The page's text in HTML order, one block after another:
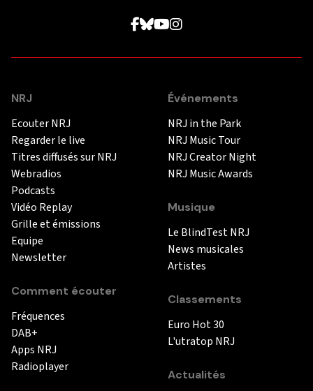
NRJ
Ecouter NRJ
Regarder le live
Titres diffusés sur NRJ
Webradios
Podcasts
Vidéo Replay
Grille et émissions
Equipe
Newsletter
Comment écouter
Fréquences
DAB+
Apps NRJ
Radioplayer
Événements
NRJ in the Park
NRJ Music Tour
NRJ Creator Night
NRJ Music Awards
Musique
Le BlindTest NRJ
News musicales
Artistes
Classements
Euro Hot 30
L'utratop NRJ
Actualités